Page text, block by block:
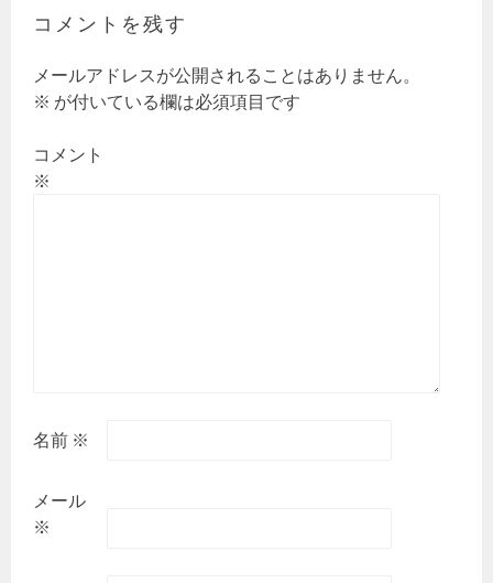
ー
ョ
ン
コメントを残す
メールアドレスが公開されることはありません。
※ が付いている欄は必須項目です
コメント
※
名前 ※
メール
※